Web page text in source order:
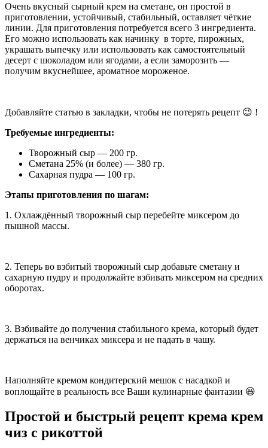
Очень вкусный сырный крем на сметане, он простой в
приготовлении, устойчивый, стабильный, оставляет чёткие
линии. Для приготовления потребуется всего 3 ингредиента.
Его можно использовать как начинку в торте, пирожных,
украшать выпечку или использовать как самостоятельный
десерт с шоколадом или ягодами, а если заморозить —
получим вкуснейшее, ароматное мороженое.
Добавляйте статью в закладки, чтобы не потерять рецепт 😉 !
Требуемые ингредиенты:
Творожный сыр — 200 гр.
Сметана 25% (и более) — 380 гр.
Сахарная пудра — 100 гр.
Этапы приготовления по шагам:
1. Охлаждённый творожный сыр перебейте миксером до
пышной массы.
2. Теперь во взбитый творожный сыр добавьте сметану и
сахарную пудру и продолжайте взбивать миксером на средних
оборотах.
3. Взбивайте до получения стабильного крема, который будет
держаться на венчиках миксера и не падать в чашу.
Наполняйте кремом кондитерский мешок с насадкой и
воплощайте в реальность все Ваши кулинарные фантазии 😆
Простой и быстрый рецепт крема крем
чиз с рикоттой